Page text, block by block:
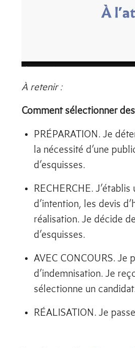
À retenir :
Comment sélectionner
PRÉPARATION. Je
la nécessité d’une
d’esquisses.
RECHERCHE.
d’intention, les devis
réalisation. Je décide
d’esquisses.
AVEC CONCOURS. Je
d’indemnisation. Je
sélectionne un
RÉALISATION. Je